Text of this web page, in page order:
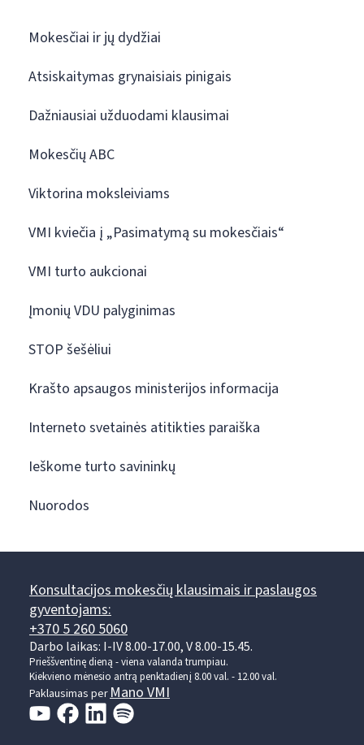
Mokesčiai ir jų dydžiai
Atsiskaitymas grynaisiais pinigais
Dažniausiai užduodami klausimai
Mokesčių ABC
Viktorina moksleiviams
VMI kviečia į „Pasimatymą su mokesčiais“
VMI turto aukcionai
Įmonių VDU palyginimas
STOP šešėliui
Krašto apsaugos ministerijos informacija
Interneto svetainės atitikties paraiška
Ieškome turto savininkų
Nuorodos
Konsultacijos mokesčių klausimais ir paslaugos
gyventojams:
+370 5 260 5060
Darbo laikas: I-IV 8.00-17.00, V 8.00-15.45.
Prieššventinę dieną - viena valanda trumpiau.
Kiekvieno mėnesio antrą penktadienį 8.00 val. - 12.00 val.
Paklausimas per Mano VMI